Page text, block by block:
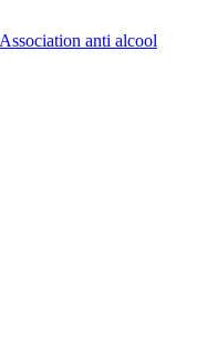
anti alcool